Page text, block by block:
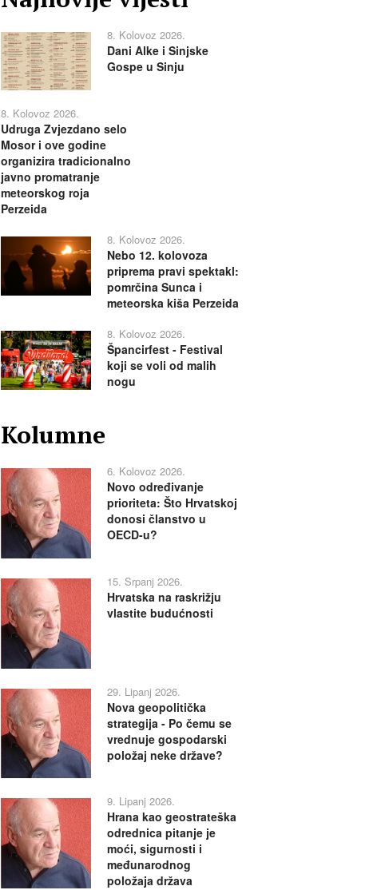
8. Kolovoz 2026.
Dani Alke i Sinjske
Gospe u Sinju
8. Kolovoz 2026.
Udruga Zvjezdano selo
Mosor i ove godine
organizira tradicionalno
javno promatranje
meteorskog roja
Perzeida
8. Kolovoz 2026.
Nebo 12. kolovoza
priprema pravi spektakl:
pomrčina Sunca i
meteorska kiša Perzeida
8. Kolovoz 2026.
Špancirfest - Festival
koji se voli od malih
nogu
Kolumne
6. Kolovoz 2026.
Novo određivanje
prioriteta: Što Hrvatskoj
donosi članstvo u
OECD-u?
15. Srpanj 2026.
Hrvatska na raskrižju
vlastite budućnosti
29. Lipanj 2026.
Nova geopolitička
strategija - Po čemu se
vrednuje gospodarski
položaj neke države?
9. Lipanj 2026.
Hrana kao geostrateška
odrednica pitanje je
moći, sigurnosti i
međunarodnog
položaja država